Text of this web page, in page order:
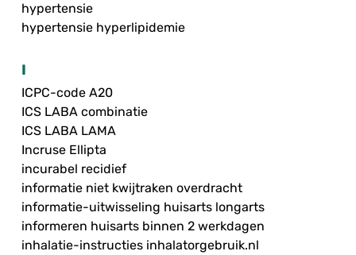
hypertensie
hypertensie hyperlipidemie
I
ICPC-code A20
ICS LABA combinatie
ICS LABA LAMA
Incruse Ellipta
incurabel recidief
informatie niet kwijtraken overdracht
informatie-uitwisseling huisarts longarts
informeren huisarts binnen 2 werkdagen
inhalatie-instructies inhalatorgebruik.nl